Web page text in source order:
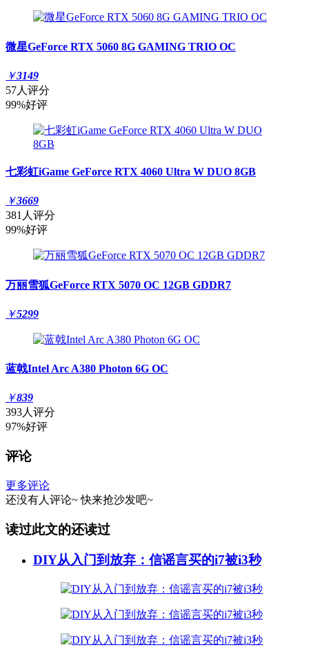
微星GeForce RTX 5060 8G GAMING TRIO OC
￥3149
57人评分
99%好评
七彩虹iGame GeForce RTX 4060 Ultra W DUO 8GB
￥3669
381人评分
99%好评
万丽雪狐GeForce RTX 5070 OC 12GB GDDR7
￥5299
蓝戟Intel Arc A380 Photon 6G OC
￥839
393人评分
97%好评
评论
更多评论
还没有人评论~ 快来抢沙发吧~
读过此文的还读过
DIY从入门到放弃：信谣言买的i7被i3秒